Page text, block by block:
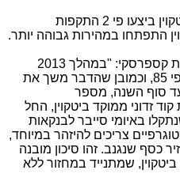
בסיכום 2013, גנבי מטבעות הביטקוין ביצעו פי 2 התקפות
התפתחו במהירות גבוהה יותר.
, חוקר בכיר במעבדת קספרסקי: "במהלך 2013
הערך של הביטקוין צמח ביותר מפי 85, וכמובן שהדבר משך את
סוף השנה, מספר
זדוני ממוקד ביטקוין, החל
באיומי סייבר לבנקאות
צריכים להיזהר במיוחד,
שנגנב. זהו סיכון מובנה
שמתנייד במחזור ללא